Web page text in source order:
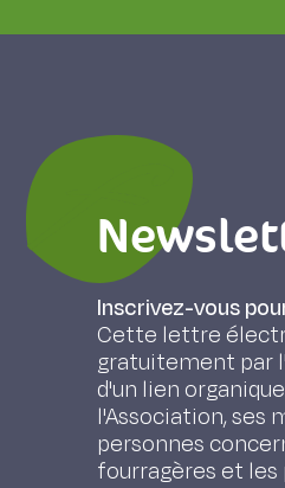
Inscrivez-vous
Cette lettre
gratuitement par
d'un lien
l'Association, ses
personnes
fourragères et les